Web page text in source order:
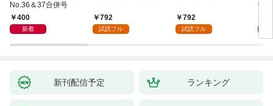
No.36＆37合併号
400
新着
792
試読フル
792
試読フル
6・
新刊配信予定 ランキング